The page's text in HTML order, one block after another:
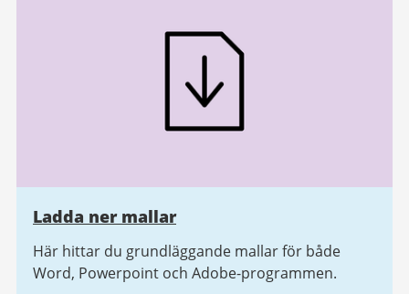
Ladda ner mallar
Här hittar du grundläggande mallar för både
Word, Powerpoint och Adobe-programmen.